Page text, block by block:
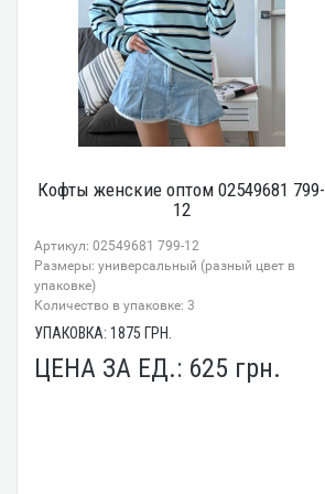
Кофты женские оптом 02549681 799-
12
Артикул: 02549681 799-12
Размеры: универсальный (разный цвет в
упаковке)
Количество в упаковке: 3
УПАКОВКА: 1875 ГРН.
ЦЕНА ЗА ЕД.: 625 грн.